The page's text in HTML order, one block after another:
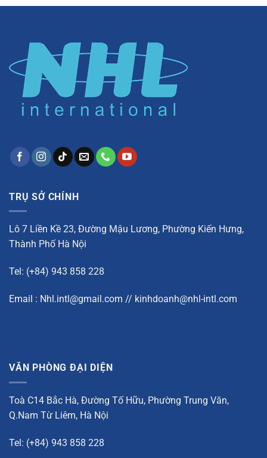
TRỤ SỞ CHÍNH
Lô 7 Liền Kề 23, Đường Mậu Lương, Phường Kiến Hưng,
Thành Phố Hà Nội
Tel: (+84) 943 858 228
Email : Nhl.intl@gmail.com // kinhdoanh@nhl-intl.com
VĂN PHÒNG ĐẠI DIỆN
Toà C14 Bắc Hà, Đường Tố Hữu, Phường Trung Văn,
Q.Nam Từ Liêm, Hà Nội
Tel: (+84) 943 858 228